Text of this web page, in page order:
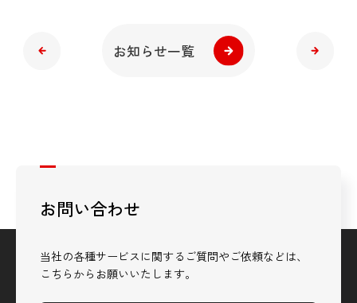
お知らせ一覧
お問い合わせ
当社の各種サービスに関するご質問やご依頼などは、
こちらからお願いいたします。